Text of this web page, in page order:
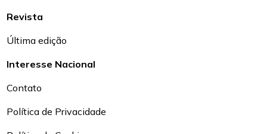
Revista
Última edição
Interesse Nacional
Contato
Política de Privacidade